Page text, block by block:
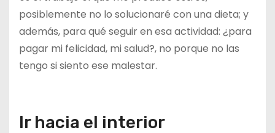
posiblemente no lo solucionaré con una dieta; y
además, para qué seguir en esa actividad: ¿para
pagar mi felicidad, mi salud?, no porque no las
tengo si siento ese malestar.
Ir hacia el interior